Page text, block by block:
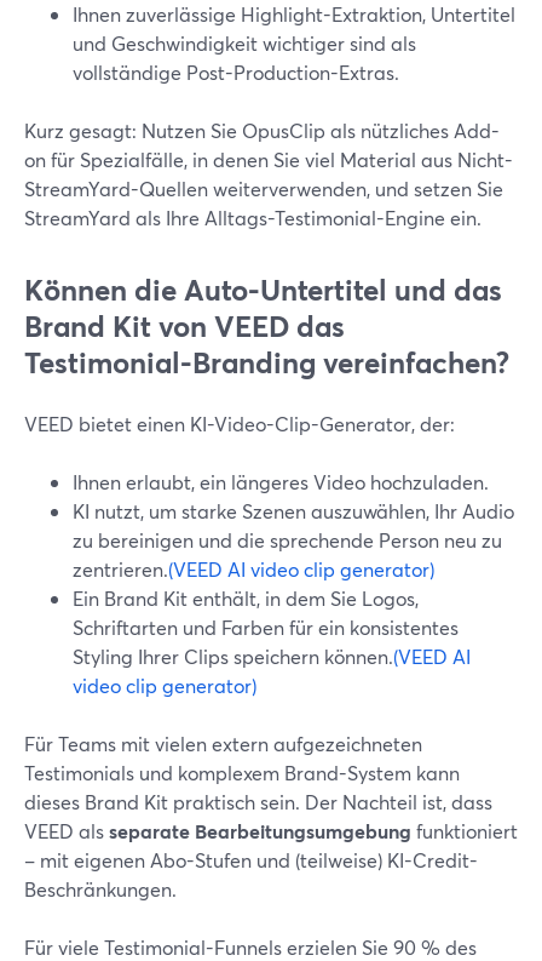
Ihnen zuverlässige Highlight-Extraktion, Untertitel
und Geschwindigkeit wichtiger sind als
vollständige Post-Production-Extras.
Kurz gesagt: Nutzen Sie OpusClip als nützliches Add-
on für Spezialfälle, in denen Sie viel Material aus Nicht-
StreamYard-Quellen weiterverwenden, und setzen Sie
StreamYard als Ihre Alltags-Testimonial-Engine ein.
Können die Auto-Untertitel und das
Brand Kit von VEED das
Testimonial-Branding vereinfachen?
VEED bietet einen KI-Video-Clip-Generator, der:
Ihnen erlaubt, ein längeres Video hochzuladen.
KI nutzt, um starke Szenen auszuwählen, Ihr Audio
zu bereinigen und die sprechende Person neu zu
zentrieren.(VEED AI video clip generator)
Ein Brand Kit enthält, in dem Sie Logos,
Schriftarten und Farben für ein konsistentes
Styling Ihrer Clips speichern können.(VEED AI
video clip generator)
Für Teams mit vielen extern aufgezeichneten
Testimonials und komplexem Brand-System kann
dieses Brand Kit praktisch sein. Der Nachteil ist, dass
VEED alsseparate Bearbeitungsumgebung funktioniert
– mit eigenen Abo-Stufen und (teilweise) KI-Credit-
Beschränkungen.
Für viele Testimonial-Funnels erzielen Sie 90 % des